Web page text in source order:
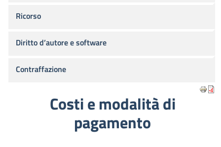
Ricorso
Diritto d’autore e software
Contraffazione
Costi e modalità di
pagamento